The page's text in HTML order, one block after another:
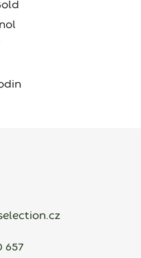
657